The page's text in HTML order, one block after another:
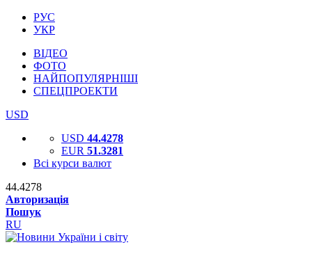
РУС
УКР
ВІДЕО
ФОТО
НАЙПОПУЛЯРНІШІ
СПЕЦПРОЕКТИ
USD
USD 44.4278
EUR 51.3281
Всі курси валют
44.4278
Авторизація
Пошук
RU